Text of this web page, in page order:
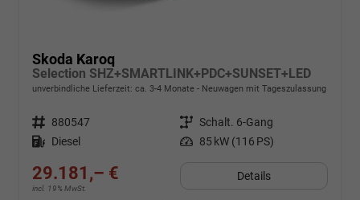
Skoda Karoq
Selection SHZ+SMARTLINK+PDC+SUNSET+LED
unverbindliche Lieferzeit: ca. 3-4 Monate Neuwagen mit Tageszulassung
Fahrzeugnr. 880547 Getriebe Schalt. 6-Gang
Kraftstoff Diesel Leistung 85 kW (116 PS)
29.181,– €
incl. 19% MwSt.
Details